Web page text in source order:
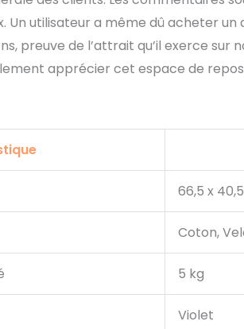
Un utilisateur a même dû acheter
preuve de l’attrait qu’il exerce sur
apprécier cet espace de
66,5 x
Coton,
5 kg
Violet